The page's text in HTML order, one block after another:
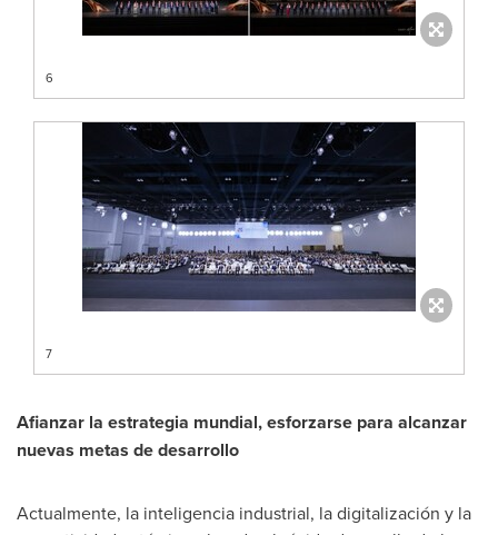
6
7
Afianzar la estrategia mundial, esforzarse para alcanzar
nuevas metas de desarrollo
Actualmente, la inteligencia industrial, la digitalización y la